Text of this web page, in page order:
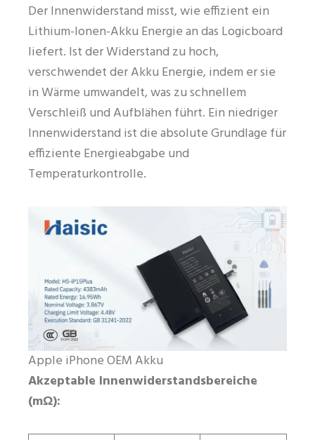
Der Innenwiderstand misst, wie effizient ein
Lithium-Ionen-Akku Energie an das Logicboard
liefert. Ist der Widerstand zu hoch,
verschwendet der Akku Energie, indem er sie
in Wärme umwandelt, was zu schnellem
Verschleiß und Aufblähen führt. Ein niedriger
Innenwiderstand ist die absolute Grundlage für
effiziente Energieabgabe und
Temperaturkontrolle.
Apple iPhone OEM Akku
Akzeptable Innenwiderstandsbereiche
(mΩ):